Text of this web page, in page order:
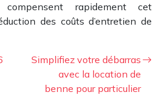
rapidement cet
des coûts d’entretien de
Simplifiez votre débarras
avec la location de
benne pour particulier